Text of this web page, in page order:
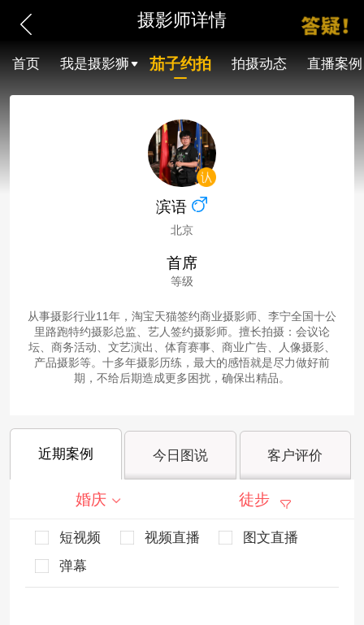
摄影师详情
首页 我是摄影狮 茄子约拍 拍摄动态 直播案例
滨语
北京
首席
等级
从事摄影行业11年，淘宝天猫签约商业摄影师、李宁全国十公
里路跑特约摄影总监、艺人签约摄影师。擅长拍摄：会议论
坛、商务活动、文艺演出、体育赛事、商业广告、人像摄影、
产品摄影等。十多年摄影历练，最大的感悟就是尽力做好前
期，不给后期造成更多困扰，确保出精品。
近期案例 今日图说 客户评价
婚庆 徒步
短视频 视频直播
图文直播
弹幕